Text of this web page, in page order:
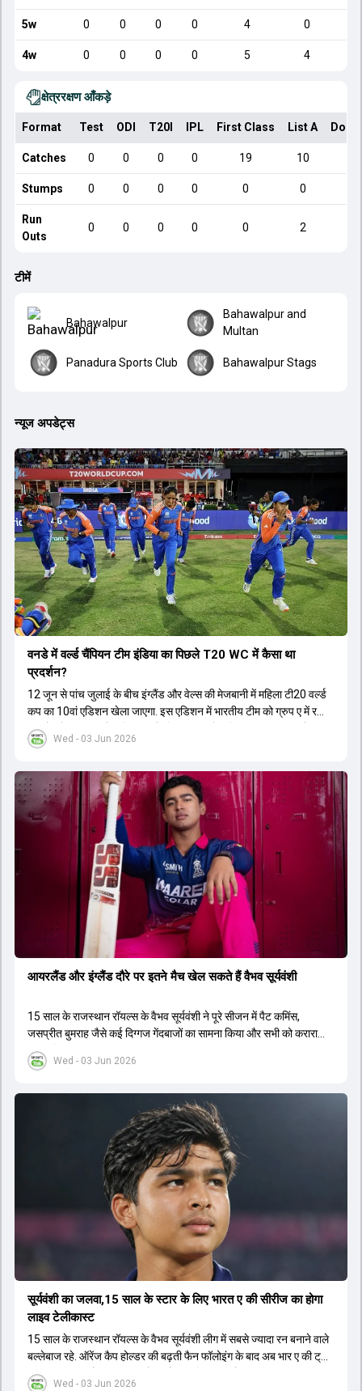
5w 0 0 0 0 4 0
4w 0 0 0 0 5 4
क्षेत्ररक्षण आँकड़े
Format Test ODI T20I IPL First Class List A
Catches 0 0 0 0 19 10
Stumps 0 0 0 0 0 0
Run
Outs
0 0 0 0 0 2
टीमें
Bahawalpur
Bahawalpur and
Multan
Panadura Sports Club Bahawalpur Stags
न्यूज अपडेट्स
Wed - 03 Jun 2026
वनडे में वर्ल्ड चैंप‍ियन टीम इंडिया का प‍िछले T20 WC में कैसा था
प्रदर्शन?
12 जून से पांच जुलाई के बीच इंग्लैंड और वेल्स की मेजबानी में महिला टी20 वर्ल्ड
कप का 10वां एडिशन खेला जाएगा. इस एडिशन में भारतीय टीम को ग्रुप ए में रखा
गया है, जो 14 जून को पाकिस्तान के ख‍िलाफ अपने अभ‍ियान का आगाज करेगी.
Wed - 03 Jun 2026
आयरलैंड और इंग्लैंड दौरे पर इतने मैच खेल सकते हैं वैभव सूर्यवंशी
15 साल के राजस्थान रॉयल्स के वैभव सूर्यवंशी ने पूरे सीजन में पैट कमिंस,
जसप्रीत बुमराह जैसे कई द‍िग्गज गेंदबाजों का सामना किया और सभी को करारा
जवाब द‍िया.
Wed - 03 Jun 2026
सूर्यवंशी का जलवा,15 साल के स्टार के लिए भारत ए की सीरीज का होगा
लाइव टेलीकास्ट
15 साल के राजस्थान रॉयल्स के वैभव सूर्यवंशी लीग में सबसे ज्यादा रन बनाने वाले
बल्लेबाज रहे. ऑरेंज कैप होल्डर की बढ़ती फैन फॉलोइंग के बाद अब भार ए की ट्राई
सीरीज का लाइव टेलीकास्ट करने का फैसला लिया गया है.